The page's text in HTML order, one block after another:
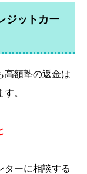
ジットカー
高額塾の返金は
。
ターに相談する